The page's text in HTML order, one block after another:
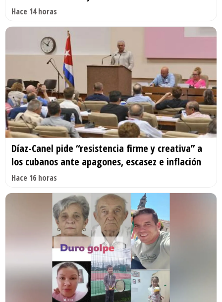
Hace 14 horas
Díaz-Canel pide “resistencia firme y creativa” a
los cubanos ante apagones, escasez e inflación
Hace 16 horas